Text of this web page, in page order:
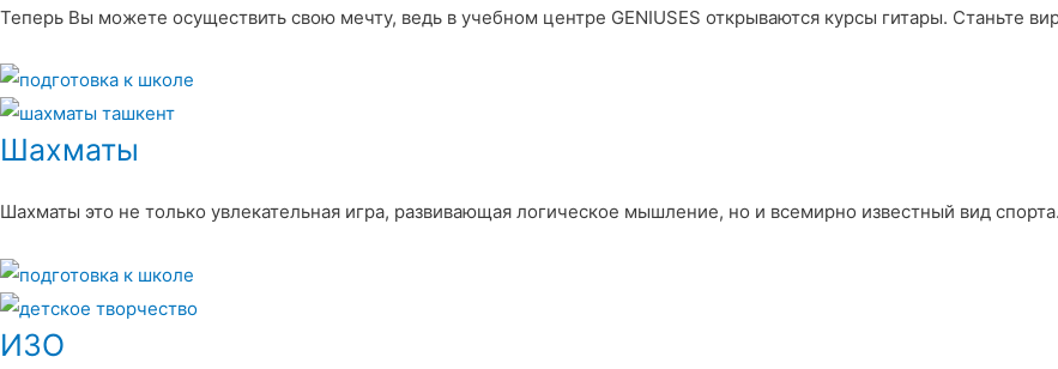
Теперь Вы можете осуществить свою мечту, ведь в учебном центре GENIUSES открываются курсы гитары. Станьте
Шахматы
Шахматы это не только увлекательная игра, развивающая логическое мышление, но и всемирно известный вид спорта.
ИЗО